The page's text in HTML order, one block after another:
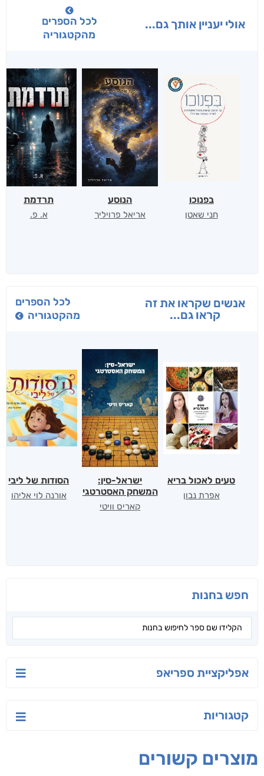
חפש בחנות
אפליקציית ספריאפ
קטגוריות
אולי יעניין אותך גם...
לכל הספרים
מהקטגוריה
בפנוכו
חני שאטן
הנוסע
אריאל פרויליך
תרדמת
א. פ.
אנשים שקראו את זה
קראו גם...
לכל הספרים
מהקטגוריה
טעים לאכול בריא
אפרת נבון
ישראל-סין:
המשחק האסטרטגי
קאריס וויטי
הסודות של ליבי
אורנה לוי אליהו
מוצרים קשורים